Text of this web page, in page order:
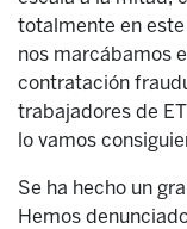
totalmente en
nos marcábamos
contratación
trabajadores de
lo vamos
Se ha hecho un
Hemos